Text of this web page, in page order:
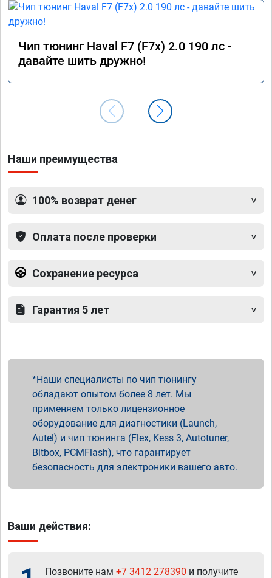
Чип тюнинг Haval F7 (F7x) 2.0 190 лс -
давайте шить дружно!
Наши преимущества
100% возврат денег
Оплата после проверки
Сохранение ресурса
Гарантия 5 лет
Наши специалисты по чип тюнингу
обладают опытом более 8 лет. Мы
применяем только лицензионное
оборудование для диагностики (Launch,
Autel) и чип тюнинга (Flex, Kess 3, Autotuner,
Bitbox, PCMFlash), что гарантирует
безопасность для электроники вашего авто.
Ваши действия:
Позвоните нам +7 3412 278390 и получите